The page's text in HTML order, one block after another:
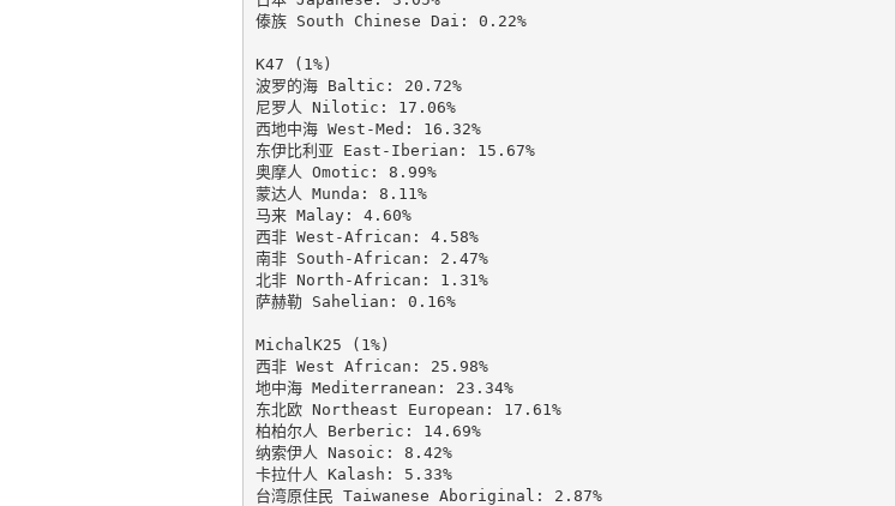
傣族 South Chinese Dai: 0.22%
K47 (1%)
波罗的海 Baltic: 20.72%
尼罗人 Nilotic: 17.06%
西地中海 West-Med: 16.32%
东伊比利亚 East-Iberian: 15.67%
奥摩人 Omotic: 8.99%
蒙达人 Munda: 8.11%
马来 Malay: 4.60%
西非 West-African: 4.58%
南非 South-African: 2.47%
北非 North-African: 1.31%
萨赫勒 Sahelian: 0.16%
MichalK25 (1%)
西非 West African: 25.98%
地中海 Mediterranean: 23.34%
东北欧 Northeast European: 17.61%
柏柏尔人 Berberic: 14.69%
纳索伊人 Nasoic: 8.42%
卡拉什人 Kalash: 5.33%
台湾原住民 Taiwanese Aboriginal: 2.87%